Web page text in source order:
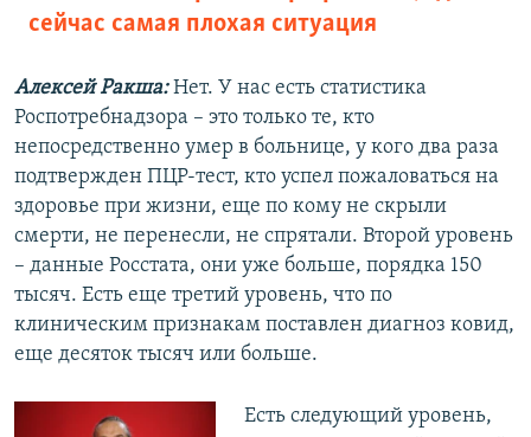
сейчас самая плохая ситуация
Алексей Ракша:Нет. У нас есть статистика
Роспотребнадзора – это только те, кто
непосредственно умер в больнице, у кого два раза
подтвержден ПЦР-тест, кто успел пожаловаться на
здоровье при жизни, еще по кому не скрыли
смерти, не перенесли, не спрятали. Второй уровень
– данные Росстата, они уже больше, порядка 150
тысяч. Есть еще третий уровень, что по
клиническим признакам поставлен диагноз ковид,
еще десяток тысяч или больше.
Есть следующий уровень,